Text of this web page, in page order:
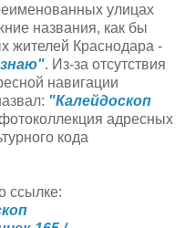
улицах
названия, как бы
жителей Краснодара -
. Из-за отсутствия
навигации
"Калейдоскоп
адресных
кода
ссылке: